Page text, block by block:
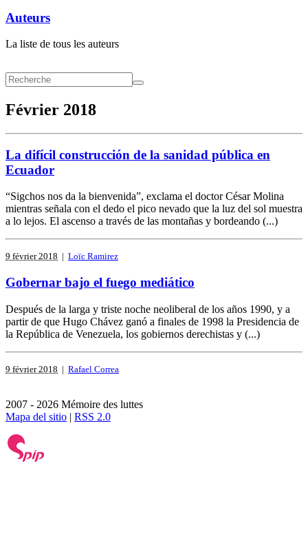
Auteurs
La liste de tous les auteurs
Février 2018
La difícil construcción de la sanidad pública en
Ecuador
“Sigchos nos da la bienvenida”, exclama el doctor César Molina
mientras señala con el dedo el pico nevado que la luz del sol muestra
a lo lejos. El ascenso a través de las montañas y bordeando (...)
9 février 2018 | Loïc Ramirez
Gobernar bajo el fuego mediático
Después de la larga y triste noche neoliberal de los años 1990, y a
partir de que Hugo Chávez ganó a finales de 1998 la Presidencia de
la República de Venezuela, los gobiernos derechistas y (...)
9 février 2018 | Rafael Correa
2007 - 2026 Mémoire des luttes
Mapa del sitio | RSS 2.0